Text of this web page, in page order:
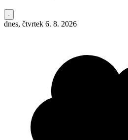
dnes, čtvrtek 6. 8. 2026